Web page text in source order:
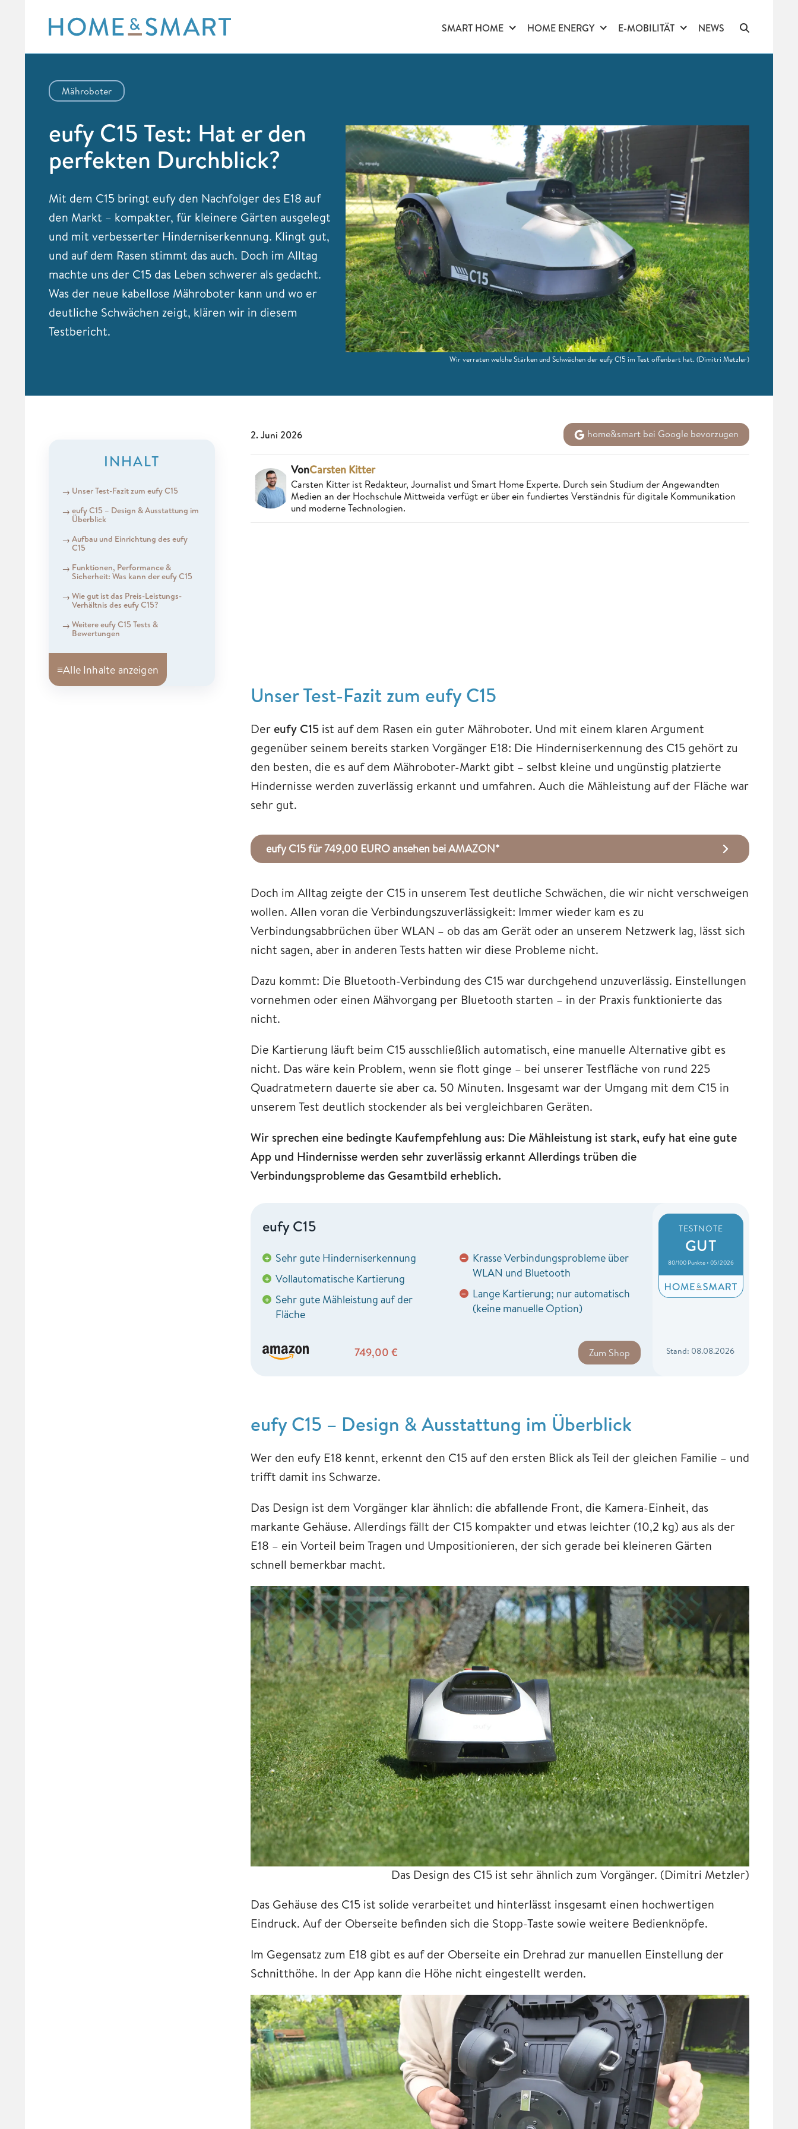
content
SMART HOME HOME ENERGY E-MOBILITÄT NEWS
Mähroboter
eufy C15 Test: Hat er den
perfekten Durchblick?
Mit dem C15 bringt eufy den Nachfolger des E18 auf
den Markt – kompakter, für kleinere Gärten ausgelegt
und mit verbesserter Hinderniserkennung. Klingt gut,
und auf dem Rasen stimmt das auch. Doch im Alltag
machte uns der C15 das Leben schwerer als gedacht.
Was der neue kabellose Mähroboter kann und wo er
deutliche Schwächen zeigt, klären wir in diesem
Testbericht.
Wir verraten welche Stärken und Schwächen der eufy C15 im Test offenbart hat.(Dimitri Metzler)
INHALT
Unser Test-Fazit zum eufy C15
eufy C15 – Design & Ausstattung im
Überblick
Aufbau und Einrichtung des eufy
C15
Funktionen, Performance &
Sicherheit: Was kann der eufy C15
Wie gut ist das Preis-Leistungs-
Verhältnis des eufy C15?
Weitere eufy C15 Tests &
Bewertungen
≡Alle Inhalte anzeigen
2. Juni 2026 home&smart bei Google bevorzugen
VonCarsten Kitter
Carsten Kitter ist Redakteur, Journalist und Smart Home Experte. Durch sein Studium der Angewandten
Medien an der Hochschule Mittweida verfügt er über ein fundiertes Verständnis für digitale Kommunikation
und moderne Technologien.
Unser Test-Fazit zum eufy C15
Der eufy C15 ist auf dem Rasen ein guter Mähroboter. Und mit einem klaren Argument
gegenüber seinem bereits starken Vorgänger E18: Die Hinderniserkennung des C15 gehört zu
den besten, die es auf dem Mähroboter-Markt gibt – selbst kleine und ungünstig platzierte
Hindernisse werden zuverlässig erkannt und umfahren. Auch die Mähleistung auf der Fläche war
sehr gut.
eufy C15 für 749,00 EURO ansehen bei AMAZON*
Doch im Alltag zeigte der C15 in unserem Test deutliche Schwächen, die wir nicht verschweigen
wollen. Allen voran die Verbindungszuverlässigkeit: Immer wieder kam es zu
Verbindungsabbrüchen über WLAN – ob das am Gerät oder an unserem Netzwerk lag, lässt sich
nicht sagen, aber in anderen Tests hatten wir diese Probleme nicht.
Dazu kommt: Die Bluetooth-Verbindung des C15 war durchgehend unzuverlässig. Einstellungen
vornehmen oder einen Mähvorgang per Bluetooth starten – in der Praxis funktionierte das
nicht.
Die Kartierung läuft beim C15 ausschließlich automatisch, eine manuelle Alternative gibt es
nicht. Das wäre kein Problem, wenn sie flott ginge – bei unserer Testfläche von rund 225
Quadratmetern dauerte sie aber ca. 50 Minuten. Insgesamt war der Umgang mit dem C15 in
unserem Test deutlich stockender als bei vergleichbaren Geräten.
Wir sprechen eine bedingte Kaufempfehlung aus: Die Mähleistung ist stark, eufy hat eine gute
App und Hindernisse werden sehr zuverlässig erkannt Allerdings trüben die
Verbindungsprobleme das Gesamtbild erheblich.
eufy C15
+ Sehr gute Hinderniserkennung
+ Vollautomatische Kartierung
+ Sehr gute Mähleistung auf der
Fläche
− Krasse Verbindungsprobleme über
WLAN und Bluetooth
− Lange Kartierung; nur automatisch
(keine manuelle Option)
749,00 € Zum Shop
TESTNOTE
GUT
80/100 Punkte • 05/2026
Stand: 08.08.2026
eufy C15 – Design & Ausstattung im Überblick
Wer den eufy E18 kennt, erkennt den C15 auf den ersten Blick als Teil der gleichen Familie – und
trifft damit ins Schwarze.
Das Design ist dem Vorgänger klar ähnlich: die abfallende Front, die Kamera-Einheit, das
markante Gehäuse. Allerdings fällt der C15 kompakter und etwas leichter (10,2 kg) aus als der
E18 – ein Vorteil beim Tragen und Umpositionieren, der sich gerade bei kleineren Gärten
schnell bemerkbar macht.
Das Design des C15 ist sehr ähnlich zum Vorgänger. (Dimitri Metzler)
Das Gehäuse des C15 ist solide verarbeitet und hinterlässt insgesamt einen hochwertigen
Eindruck. Auf der Oberseite befinden sich die Stopp-Taste sowie weitere Bedienknöpfe.
Im Gegensatz zum E18 gibt es auf der Oberseite ein Drehrad zur manuellen Einstellung der
Schnitthöhe. In der App kann die Höhe nicht eingestellt werden.